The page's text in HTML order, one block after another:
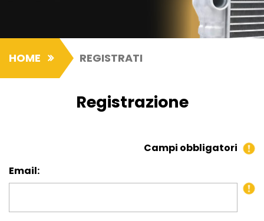
HOME REGISTRATI
Registrazione
Campi obbligatori
Email: